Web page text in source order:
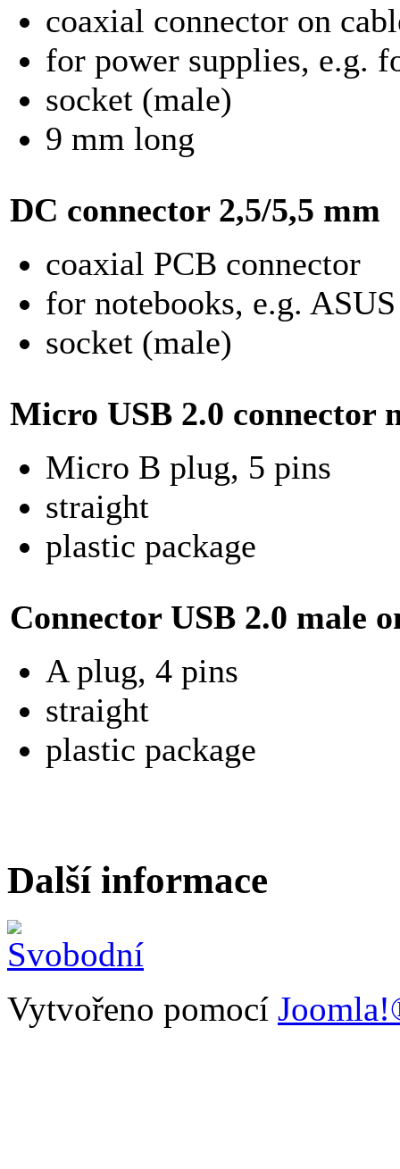
coaxial connector on
for power supplies, e.g.
socket (male)
9 mm long
DC connector 2,5/5,5 mm
coaxial PCB connector
for notebooks, e.g.
socket (male)
Micro USB 2.0 connector
Micro B plug, 5 pins
straight
plastic package
Connector USB 2.0 male
A plug, 4 pins
straight
plastic package
Další informace
Vytvořeno pomocí